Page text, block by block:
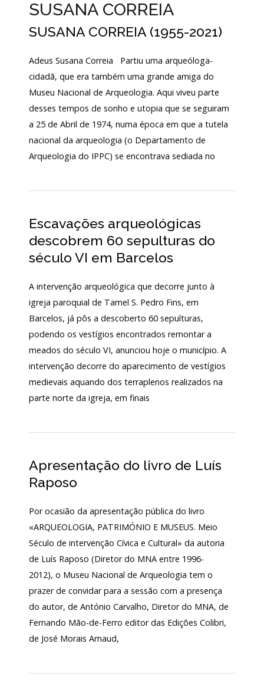
SUSANA CORREIA
SUSANA CORREIA (1955-2021)
Adeus Susana Correia Partiu uma arqueóloga-
cidadã, que era também uma grande amiga do
Museu Nacional de Arqueologia. Aqui viveu parte
desses tempos de sonho e utopia que se seguiram
a 25 de Abril de 1974, numa época em que a tutela
nacional da arqueologia (o Departamento de
Arqueologia do IPPC) se encontrava sediada no
Escavações arqueológicas
descobrem 60 sepulturas do
século VI em Barcelos
A intervenção arqueológica que decorre junto à
igreja paroquial de Tamel S. Pedro Fins, em
Barcelos, já pôs a descoberto 60 sepulturas,
podendo os vestígios encontrados remontar a
meados do século VI, anunciou hoje o município. A
intervenção decorre do aparecimento de vestígios
medievais aquando dos terraplenos realizados na
parte norte da igreja, em finais
Apresentação do livro de Luís
Raposo
Por ocasião da apresentação pública do livro
«ARQUEOLOGIA, PATRIMÓNIO E MUSEUS. Meio
Século de intervenção Cívica e Cultural» da autoria
de Luís Raposo (Diretor do MNA entre 1996-
2012), o Museu Nacional de Arqueologia tem o
prazer de convidar para a sessão com a presença
do autor, de António Carvalho, Diretor do MNA, de
Fernando Mão-de-Ferro editor das Edições Colibri,
de José Morais Arnaud,